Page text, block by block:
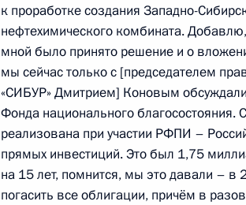
Разделы сайта
Президента
России
События
ресурсы
Президента
Президент России
к проработке создания Западно-
нефтехимического комбината.
мной было принято решение и о
мы сейчас только с [председателем
«СИБУР» Дмитрием] Коновым
Фонда национального благосостояния.
реализована при участии РФПИ –
прямых инвестиций. Это был 1,75
на 15 лет, помнится, мы это давали – в
погасить все облигации, причём в